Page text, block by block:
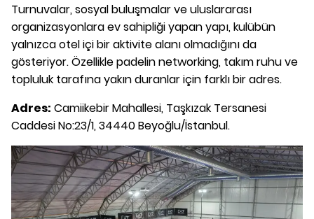
Turnuvalar, sosyal buluşmalar ve uluslararası
organizasyonlara ev sahipliği yapan yapı, kulübün
yalnızca otel içi bir aktivite alanı olmadığını da
gösteriyor. Özellikle padelin networking, takım ruhu ve
topluluk tarafına yakın duranlar için farklı bir adres.
Adres: Camiikebir Mahallesi, Taşkızak Tersanesi
Caddesi No:23/1, 34440 Beyoğlu/İstanbul.